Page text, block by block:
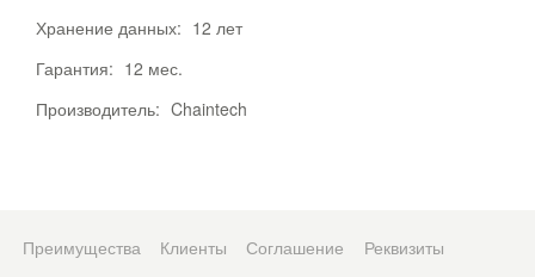
Хранение данных: 12 лет
Гарантия: 12 мес.
Производитель: Chaintech
Преимущества Клиенты Соглашение Реквизиты